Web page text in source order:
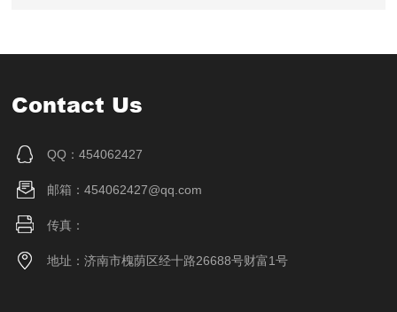
Contact Us
QQ：454062427
邮箱：454062427@qq.com
传真：
地址：济南市槐荫区经十路26688号财富1号